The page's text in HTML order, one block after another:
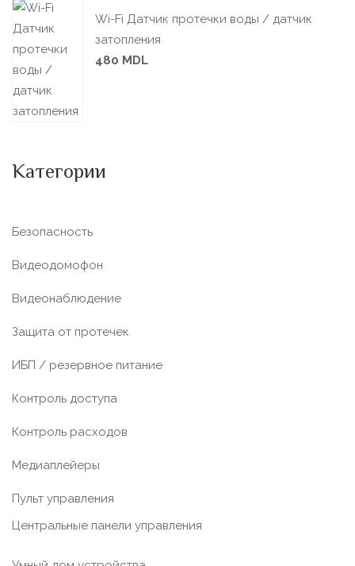
Wi-Fi Датчик протечки воды / датчик
затопления
480 MDL
Категории
Безопасность
Видеодомофон
Видеонаблюдение
Защита от протечек
ИБП / резервное питание
Контроль доступа
Контроль расходов
Медиаплейеры
Пульт управления
Центральные панели управления